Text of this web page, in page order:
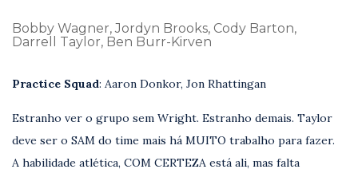
Bobby Wagner, Jordyn Brooks, Cody Barton,
Darrell Taylor, Ben Burr-Kirven
Practice Squad: Aaron Donkor, Jon Rhattingan
Estranho ver o grupo sem Wright. Estranho demais. Taylor
deve ser o SAM do time mais há MUITO trabalho para fazer.
A habilidade atlética, COM CERTEZA está ali, mas falta